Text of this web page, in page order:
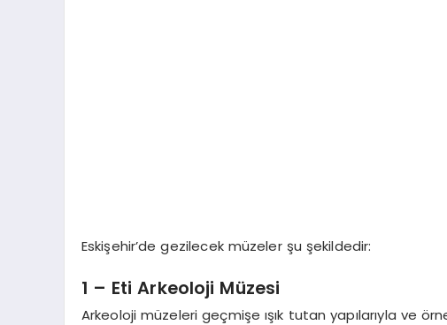
Eskişehir’de gezilecek müzeler şu şekildedir:
1 – Eti Arkeoloji Müzesi
Arkeoloji müzeleri geçmişe ışık tutan yapılarıyla ve